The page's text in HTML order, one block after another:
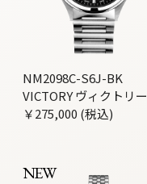
NM2098C-S6J-BK
VICTORY ヴィクトリー
￥275,000 (税込)
NEW